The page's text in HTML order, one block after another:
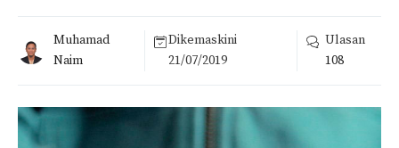
Muhamad
Naim
Dikemaskini
21/07/2019
Ulasan
108